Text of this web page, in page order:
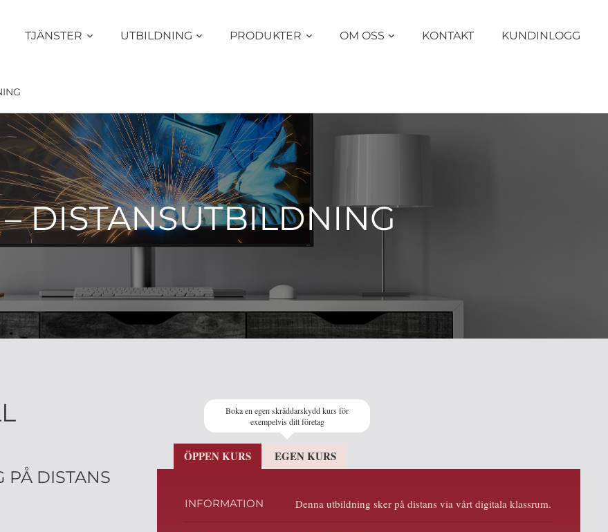
TJÄNSTER UTBILDNING PRODUKTER OM OSS KONTAKT KUNDINLOGG
DISTANSUTBILDNING
PÅ DISTANS
Boka en egen skräddarskydd kurs för
exempelvis ditt företag
ÖPPEN KURS EGEN KURS
INFORMATION Denna utbildning sker på distans via vårt digitala klassrum.